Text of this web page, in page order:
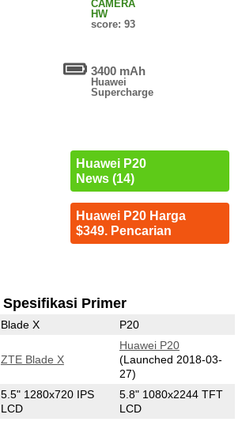
CAMERA
HW
score: 93
3400 mAh
Huawei
Supercharge
Huawei P20
News (14)
Huawei P20 Harga
$349. Pencarian
Spesifikasi Primer
Blade X P20
ZTE Blade X
Huawei P20
(Launched 2018-03-
27)
5.5" 1280x720 IPS
LCD
5.8" 1080x2244 TFT
LCD